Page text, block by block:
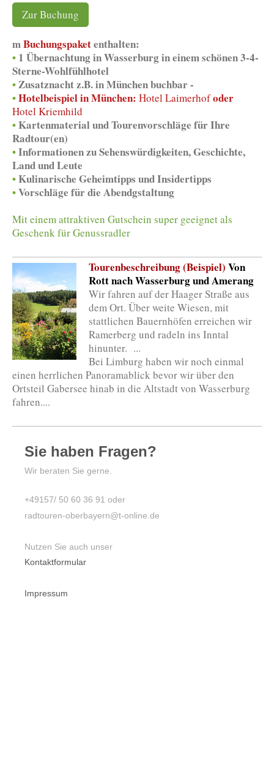
Zur Buchung
mBuchungspaketenthalten:
• 1 Übernachtung in Wasserburg in einem schönen 3-4-
Sterne-Wohlfühlhotel
•Zusatznacht z.B. in München buchbar -
•Hotelbeispiel in München: Hotel Laimerhofoder
Hotel Kriemhild
•Kartenmaterial und Tourenvorschläge für Ihre
Radtour(en)
•Informationen zu Sehenswürdigkeiten, Geschichte,
Land und Leute
•Kulinarische Geheimtipps und Insidertipps
•Vorschläge für die Abendgstaltung
Mit einem attraktiven Gutschein super geeignet als
Geschenk für Genussradler
Tourenbeschreibung (Beispiel) Von
Rott nach Wasserburg und Amerang
Wir fahren auf der Haager Straße aus
dem Ort. Über weite Wiesen, mit
stattlichen Bauernhöfen erreichen wir
Ramerberg und radeln ins Inntal
hinunter. ...
Bei Limburg haben wir noch einmal
einen herrlichen Panoramablick bevor wir über den
Ortsteil Gabersee hinab in die Altstadt von Wasserburg
fahren....
Sie haben Fragen?
Wir beraten Sie gerne.
+49157/ 50 60 36 91 oder
radtouren-oberbayern@t-online.de
Nutzen Sie auch unser
Kontaktformular
Impressum